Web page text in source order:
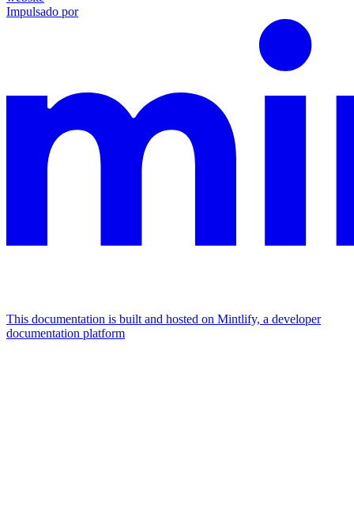
Impulsado por
This documentation is built and hosted on Mintlify, a developer
documentation platform